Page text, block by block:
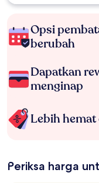
Opsi
berubah
Dapatkan
menginap
Lebih
Periksa harga